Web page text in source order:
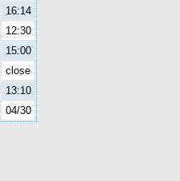
16:14
12:30
15:00
close
13:10
04/30